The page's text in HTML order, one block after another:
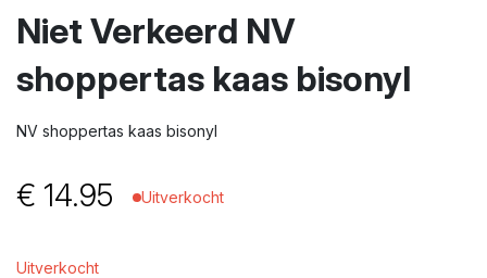
Niet Verkeerd NV
shoppertas kaas bisonyl
NV shoppertas kaas bisonyl
€ 14.95 Uitverkocht
Uitverkocht